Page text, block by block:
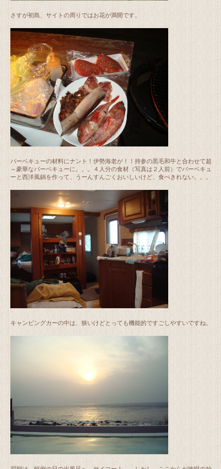
さすが初島、サイトの周りではお花が満開です。
バーベキューの材料にナント！伊勢海老が！！持参の黒毛和牛と合わせて超
～豪華なバーベキューに。。。４人分の食材（写真は２人前）でバーベキュ
ーと西洋風鍋を作って、うーんすんごくおいしいけど、食べきれない。。。
キャンピングカーの中は、狭いけどとっても機能的ですごしやすいですね。